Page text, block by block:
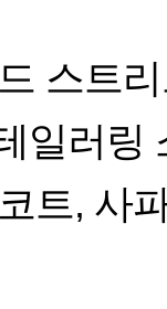
스트
일러링
트, 사